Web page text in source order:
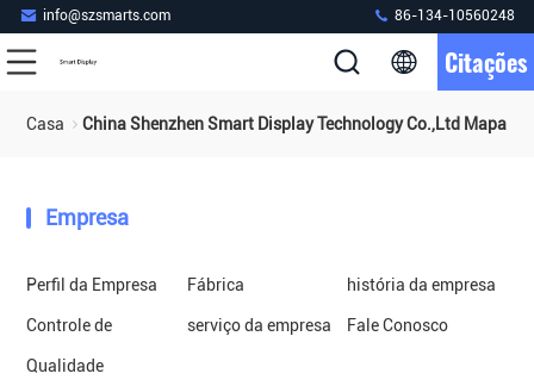
info@szsmarts.com 86-134-10560248
Citações
Casa China Shenzhen Smart Display Technology Co.,Ltd Mapa
Empresa
Perfil da Empresa Fábrica história da empresa
Controle de
Qualidade
serviço da empresa Fale Conosco